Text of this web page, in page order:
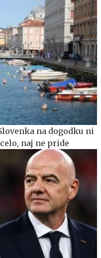
na dogodku ni
naj ne pride